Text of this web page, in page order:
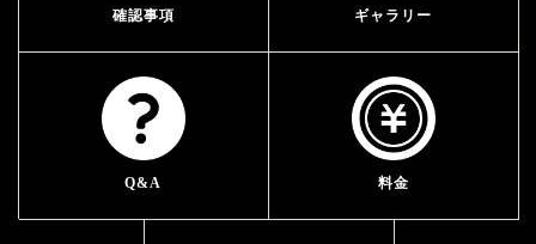
確認事項 ギャラリー
Q&A 料金